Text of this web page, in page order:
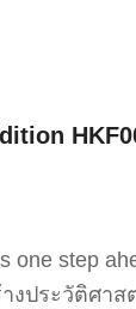
step
งประวัติศ